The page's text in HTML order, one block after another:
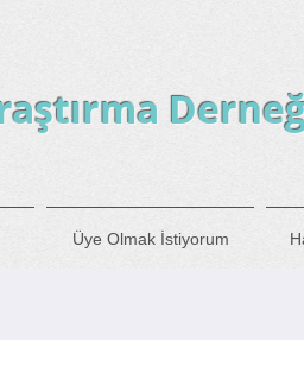
Üye Olmak İstiyorum